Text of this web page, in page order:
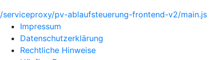
/serviceproxy/pv-ablaufsteuerung-frontend-v2/main.js
Impressum
Datenschutzerklärung
Rechtliche Hinweise